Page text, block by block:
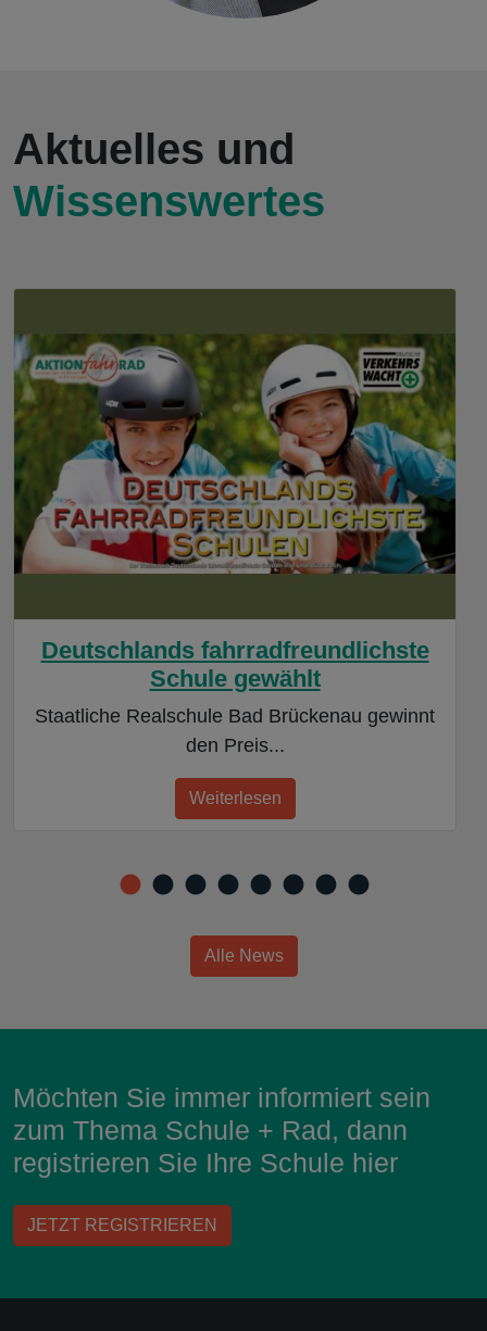
Aktuelles und
Wissenswertes
Deutschlands fahrradfreundlichste
Schule gewählt
Staatliche Realschule Bad Brückenau gewinnt
den Preis...
Weiterlesen
Alle News
Möchten Sie immer informiert sein
zum Thema Schule + Rad, dann
registrieren Sie Ihre Schule hier
JETZT REGISTRIEREN